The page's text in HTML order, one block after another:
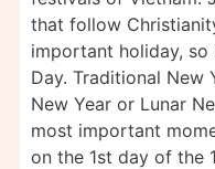
that follow
important holiday, so
Day. Traditional New
New Year or Lunar
most important
on the 1st day of the